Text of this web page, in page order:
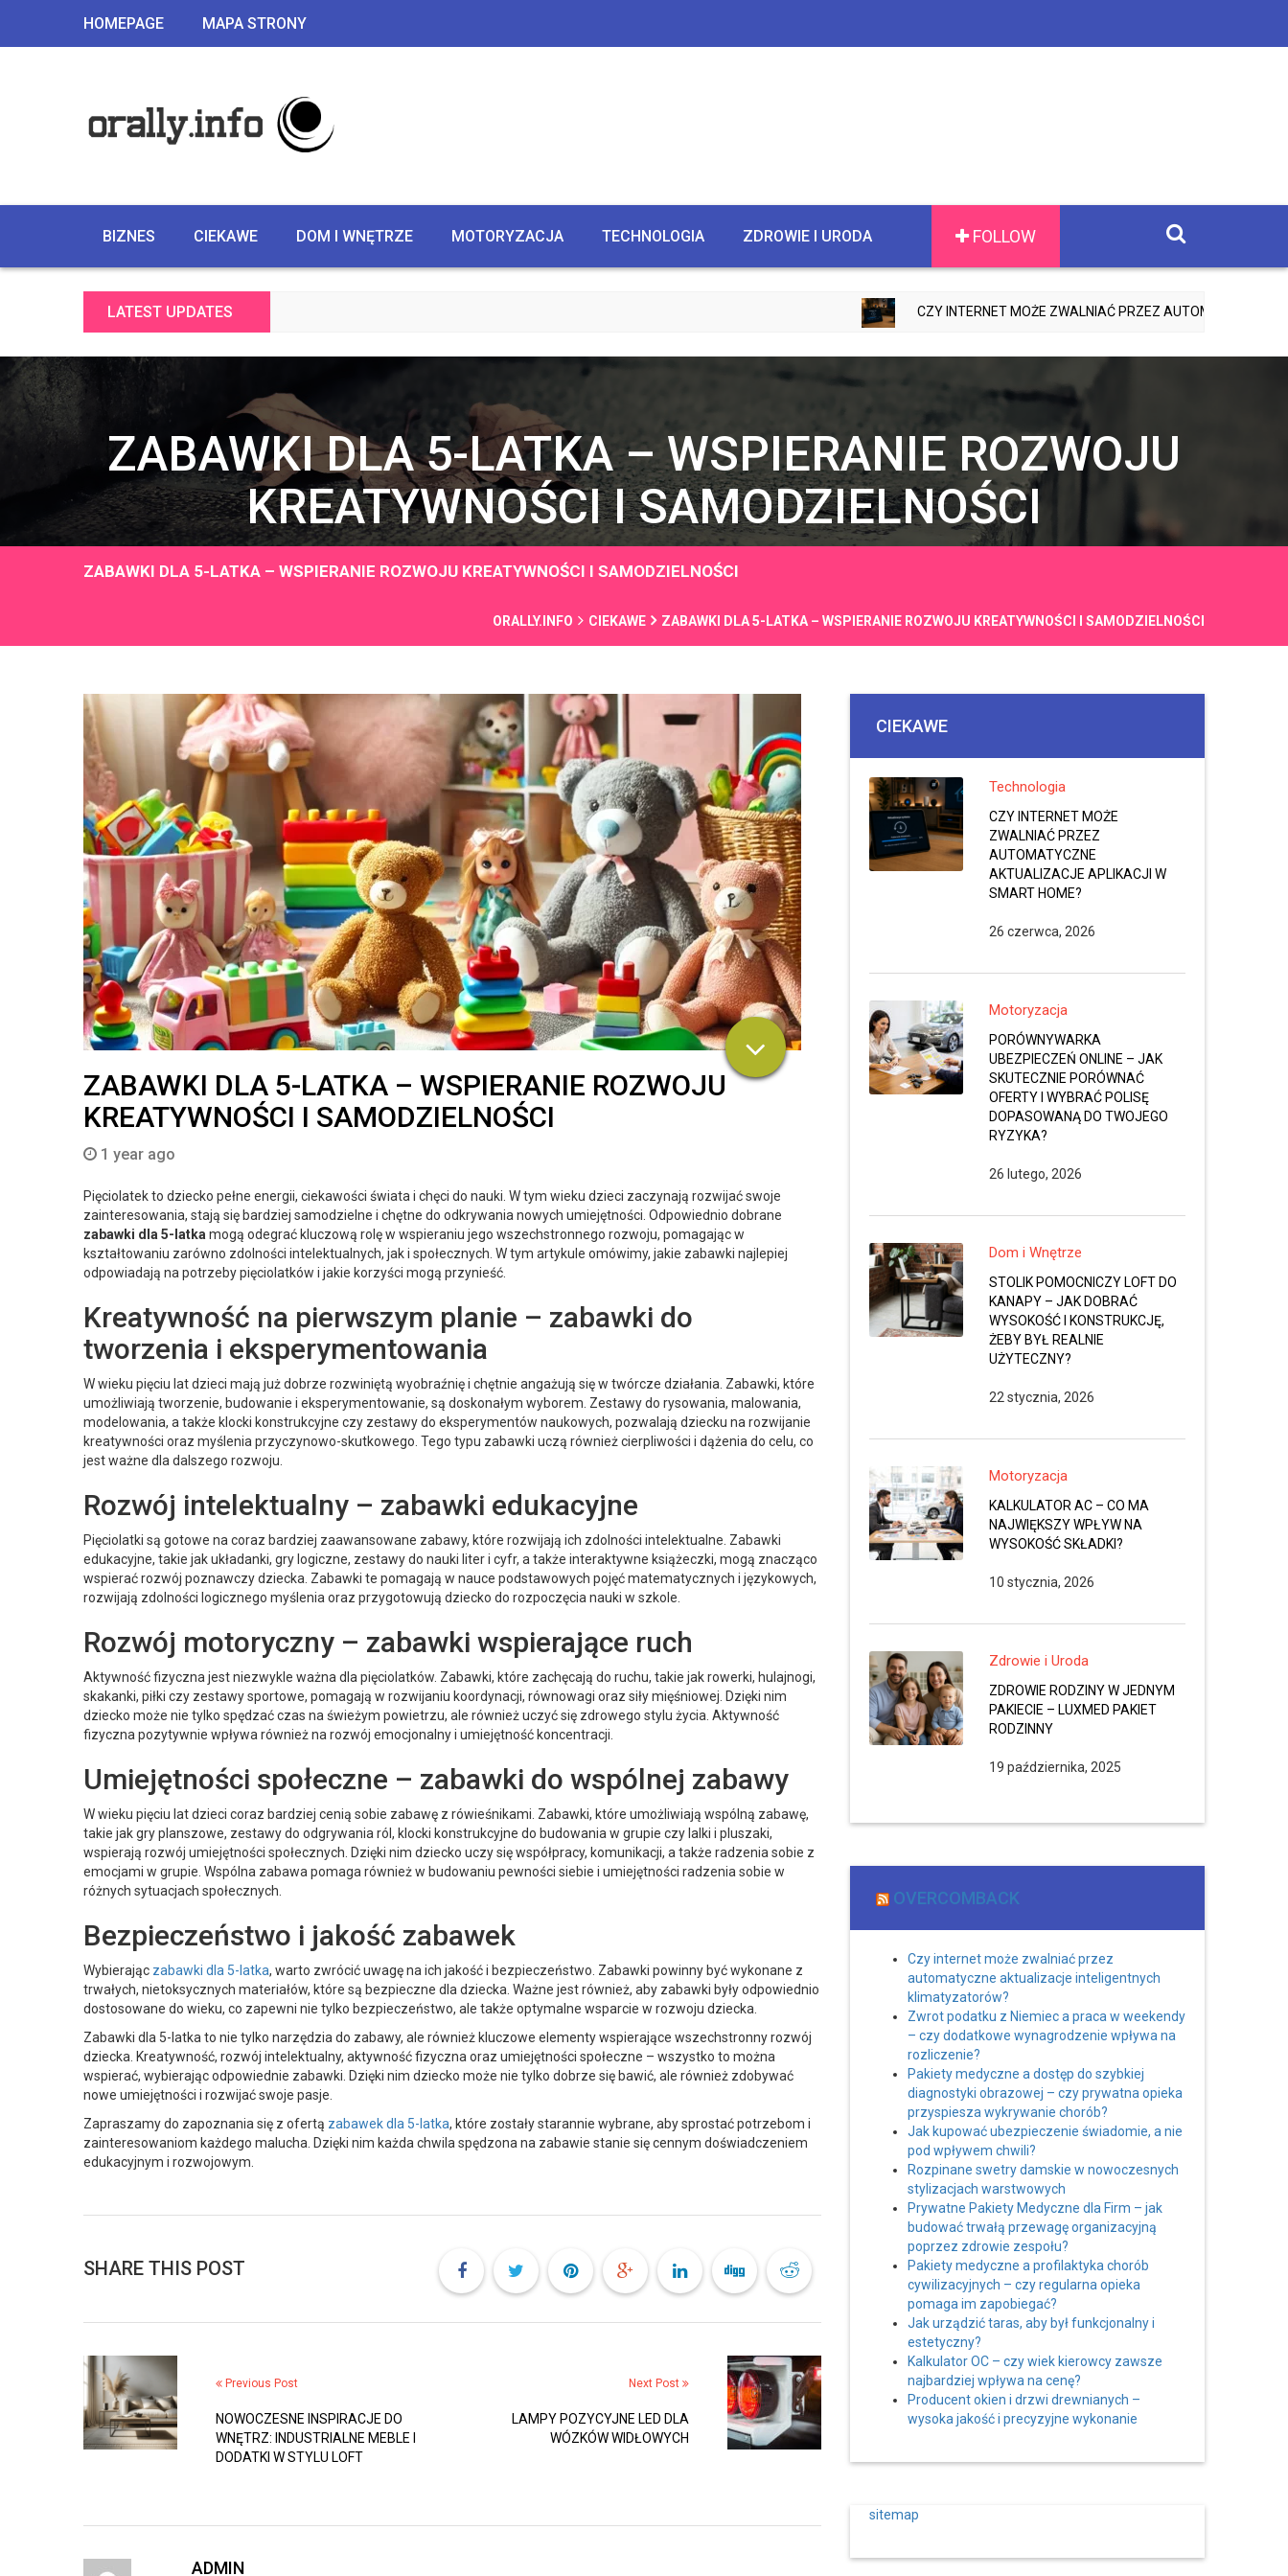
HOMEPAGE MAPA STRONY
FOLLOW
BIZNES CIEKAWE DOM I WNĘTRZE MOTORYZACJA TECHNOLOGIA ZDROWIE I URODA
LATEST UPDATES CZY INTERNET MOŻE ZWALNIAĆ PRZEZ AUTOMATYCZNE
ZABAWKI DLA 5-LATKA – WSPIERANIE ROZWOJU
KREATYWNOŚCI I SAMODZIELNOŚCI
ZABAWKI DLA 5-LATKA – WSPIERANIE ROZWOJU KREATYWNOŚCI I SAMODZIELNOŚCI
ORALLY.INFO CIEKAWE ZABAWKI DLA 5-LATKA – WSPIERANIE ROZWOJU KREATYWNOŚCI I SAMODZIELNOŚCI
ZABAWKI DLA 5-LATKA – WSPIERANIE ROZWOJU
KREATYWNOŚCI I SAMODZIELNOŚCI
1 year ago
Pięciolatek to dziecko pełne energii, ciekawości świata i chęci do nauki. W tym wieku dzieci zaczynają rozwijać swoje
zainteresowania, stają się bardziej samodzielne i chętne do odkrywania nowych umiejętności. Odpowiednio dobrane
zabawki dla 5-latka mogą odegrać kluczową rolę w wspieraniu jego wszechstronnego rozwoju, pomagając w
kształtowaniu zarówno zdolności intelektualnych, jak i społecznych. W tym artykule omówimy, jakie zabawki najlepiej
odpowiadają na potrzeby pięciolatków i jakie korzyści mogą przynieść.
Kreatywność na pierwszym planie – zabawki do
tworzenia i eksperymentowania
W wieku pięciu lat dzieci mają już dobrze rozwiniętą wyobraźnię i chętnie angażują się w twórcze działania. Zabawki, które
umożliwiają tworzenie, budowanie i eksperymentowanie, są doskonałym wyborem. Zestawy do rysowania, malowania,
modelowania, a także klocki konstrukcyjne czy zestawy do eksperymentów naukowych, pozwalają dziecku na rozwijanie
kreatywności oraz myślenia przyczynowo-skutkowego. Tego typu zabawki uczą również cierpliwości i dążenia do celu, co
jest ważne dla dalszego rozwoju.
Rozwój intelektualny – zabawki edukacyjne
Pięciolatki są gotowe na coraz bardziej zaawansowane zabawy, które rozwijają ich zdolności intelektualne. Zabawki
edukacyjne, takie jak układanki, gry logiczne, zestawy do nauki liter i cyfr, a także interaktywne książeczki, mogą znacząco
wspierać rozwój poznawczy dziecka. Zabawki te pomagają w nauce podstawowych pojęć matematycznych i językowych,
rozwijają zdolności logicznego myślenia oraz przygotowują dziecko do rozpoczęcia nauki w szkole.
Rozwój motoryczny – zabawki wspierające ruch
Aktywność fizyczna jest niezwykle ważna dla pięciolatków. Zabawki, które zachęcają do ruchu, takie jak rowerki, hulajnogi,
skakanki, piłki czy zestawy sportowe, pomagają w rozwijaniu koordynacji, równowagi oraz siły mięśniowej. Dzięki nim
dziecko może nie tylko spędzać czas na świeżym powietrzu, ale również uczyć się zdrowego stylu życia. Aktywność
fizyczna pozytywnie wpływa również na rozwój emocjonalny i umiejętność koncentracji.
Umiejętności społeczne – zabawki do wspólnej zabawy
W wieku pięciu lat dzieci coraz bardziej cenią sobie zabawę z rówieśnikami. Zabawki, które umożliwiają wspólną zabawę,
takie jak gry planszowe, zestawy do odgrywania ról, klocki konstrukcyjne do budowania w grupie czy lalki i pluszaki,
wspierają rozwój umiejętności społecznych. Dzięki nim dziecko uczy się współpracy, komunikacji, a także radzenia sobie z
emocjami w grupie. Wspólna zabawa pomaga również w budowaniu pewności siebie i umiejętności radzenia sobie w
różnych sytuacjach społecznych.
Bezpieczeństwo i jakość zabawek
Wybierając zabawki dla 5-latka, warto zwrócić uwagę na ich jakość i bezpieczeństwo. Zabawki powinny być wykonane z
trwałych, nietoksycznych materiałów, które są bezpieczne dla dziecka. Ważne jest również, aby zabawki były odpowiednio
dostosowane do wieku, co zapewni nie tylko bezpieczeństwo, ale także optymalne wsparcie w rozwoju dziecka.
Zabawki dla 5-latka to nie tylko narzędzia do zabawy, ale również kluczowe elementy wspierające wszechstronny rozwój
dziecka. Kreatywność, rozwój intelektualny, aktywność fizyczna oraz umiejętności społeczne – wszystko to można
wspierać, wybierając odpowiednie zabawki. Dzięki nim dziecko może nie tylko dobrze się bawić, ale również zdobywać
nowe umiejętności i rozwijać swoje pasje.
Zapraszamy do zapoznania się z ofertą zabawek dla 5-latka, które zostały starannie wybrane, aby sprostać potrzebom i
zainteresowaniom każdego malucha. Dzięki nim każda chwila spędzona na zabawie stanie się cennym doświadczeniem
edukacyjnym i rozwojowym.
SHARE THIS POST
Previous Post
NOWOCZESNE INSPIRACJE DO
WNĘTRZ: INDUSTRIALNE MEBLE I
DODATKI W STYLU LOFT
Next Post
LAMPY POZYCYJNE LED DLA
WÓZKÓW WIDŁOWYCH
ADMIN
CIEKAWE
Technologia
CZY INTERNET MOŻE
ZWALNIAĆ PRZEZ
AUTOMATYCZNE
AKTUALIZACJE APLIKACJI W
SMART HOME?
26 czerwca, 2026
Motoryzacja
PORÓWNYWARKA
UBEZPIECZEŃ ONLINE – JAK
SKUTECZNIE PORÓWNAĆ
OFERTY I WYBRAĆ POLISĘ
DOPASOWANĄ DO TWOJEGO
RYZYKA?
26 lutego, 2026
Dom i Wnętrze
STOLIK POMOCNICZY LOFT DO
KANAPY – JAK DOBRAĆ
WYSOKOŚĆ I KONSTRUKCJĘ,
ŻEBY BYŁ REALNIE
UŻYTECZNY?
22 stycznia, 2026
Motoryzacja
KALKULATOR AC – CO MA
NAJWIĘKSZY WPŁYW NA
WYSOKOŚĆ SKŁADKI?
10 stycznia, 2026
Zdrowie i Uroda
ZDROWIE RODZINY W JEDNYM
PAKIECIE – LUXMED PAKIET
RODZINNY
19 października, 2025
OVERCOMBACK
Czy internet może zwalniać przez
automatyczne aktualizacje inteligentnych
klimatyzatorów?
Zwrot podatku z Niemiec a praca w weekendy
– czy dodatkowe wynagrodzenie wpływa na
rozliczenie?
Pakiety medyczne a dostęp do szybkiej
diagnostyki obrazowej – czy prywatna opieka
przyspiesza wykrywanie chorób?
Jak kupować ubezpieczenie świadomie, a nie
pod wpływem chwili?
Rozpinane swetry damskie w nowoczesnych
stylizacjach warstwowych
Prywatne Pakiety Medyczne dla Firm – jak
budować trwałą przewagę organizacyjną
poprzez zdrowie zespołu?
Pakiety medyczne a profilaktyka chorób
cywilizacyjnych – czy regularna opieka
pomaga im zapobiegać?
Jak urządzić taras, aby był funkcjonalny i
estetyczny?
Kalkulator OC – czy wiek kierowcy zawsze
najbardziej wpływa na cenę?
Producent okien i drzwi drewnianych –
wysoka jakość i precyzyjne wykonanie
sitemap